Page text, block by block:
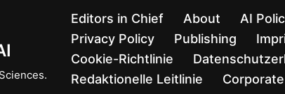
Editors in Chief About AI
Privacy Policy
Publishing
Cookie-Richtlinie
Redaktionelle Leitlinie